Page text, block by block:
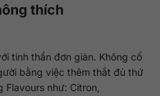
thích
tinh thần đơn giản. Không cố
bằng việc thêm thắt đủ thứ
như: Citron,